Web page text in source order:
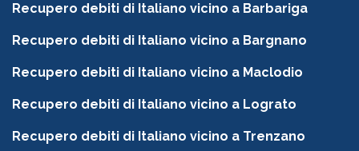
Recupero debiti di Italiano vicino a Barbariga
Recupero debiti di Italiano vicino a Bargnano
Recupero debiti di Italiano vicino a Maclodio
Recupero debiti di Italiano vicino a Lograto
Recupero debiti di Italiano vicino a Trenzano